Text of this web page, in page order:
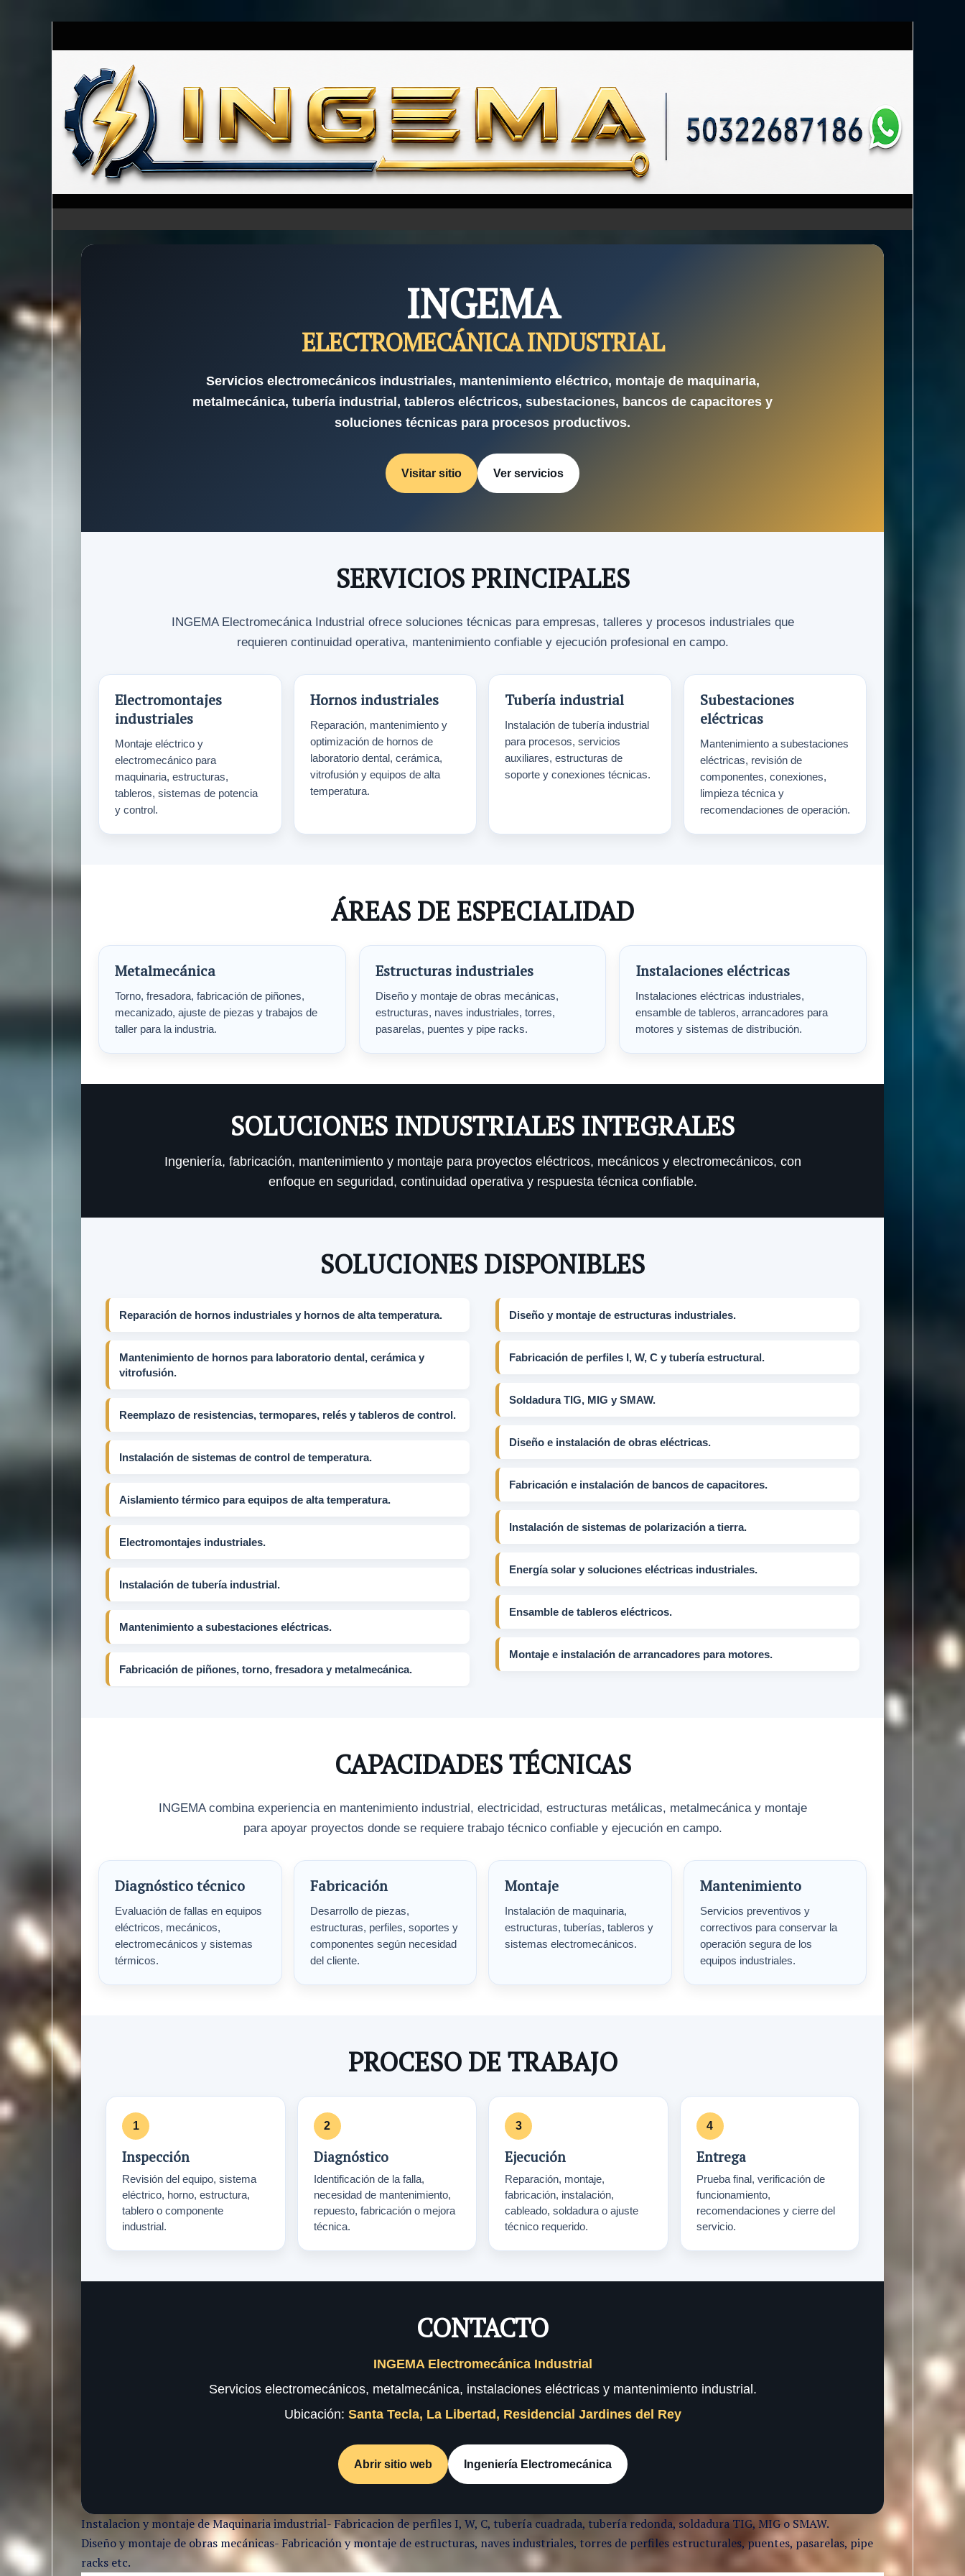
INGEMA
ELECTROMECÁNICA INDUSTRIAL
Servicios electromecánicos industriales, mantenimiento eléctrico, montaje de maquinaria,
metalmecánica, tubería industrial, tableros eléctricos, subestaciones, bancos de capacitores y
soluciones técnicas para procesos productivos.
Visitar sitio Ver servicios
SERVICIOS PRINCIPALES
INGEMA Electromecánica Industrial ofrece soluciones técnicas para empresas, talleres y procesos industriales que
requieren continuidad operativa, mantenimiento confiable y ejecución profesional en campo.
Electromontajes
industriales
Montaje eléctrico y
electromecánico para
maquinaria, estructuras,
tableros, sistemas de potencia
y control.
Hornos industriales
Reparación, mantenimiento y
optimización de hornos de
laboratorio dental, cerámica,
vitrofusión y equipos de alta
temperatura.
Tubería industrial
Instalación de tubería industrial
para procesos, servicios
auxiliares, estructuras de
soporte y conexiones técnicas.
Subestaciones
eléctricas
Mantenimiento a subestaciones
eléctricas, revisión de
componentes, conexiones,
limpieza técnica y
recomendaciones de operación.
ÁREAS DE ESPECIALIDAD
Metalmecánica
Torno, fresadora, fabricación de piñones,
mecanizado, ajuste de piezas y trabajos de
taller para la industria.
Estructuras industriales
Diseño y montaje de obras mecánicas,
estructuras, naves industriales, torres,
pasarelas, puentes y pipe racks.
Instalaciones eléctricas
Instalaciones eléctricas industriales,
ensamble de tableros, arrancadores para
motores y sistemas de distribución.
SOLUCIONES INDUSTRIALES INTEGRALES
Ingeniería, fabricación, mantenimiento y montaje para proyectos eléctricos, mecánicos y electromecánicos, con
enfoque en seguridad, continuidad operativa y respuesta técnica confiable.
SOLUCIONES DISPONIBLES
Reparación de hornos industriales y hornos de alta temperatura.
Mantenimiento de hornos para laboratorio dental, cerámica y
vitrofusión.
Reemplazo de resistencias, termopares, relés y tableros de control.
Instalación de sistemas de control de temperatura.
Aislamiento térmico para equipos de alta temperatura.
Electromontajes industriales.
Instalación de tubería industrial.
Mantenimiento a subestaciones eléctricas.
Fabricación de piñones, torno, fresadora y metalmecánica.
Diseño y montaje de estructuras industriales.
Fabricación de perfiles I, W, C y tubería estructural.
Soldadura TIG, MIG y SMAW.
Diseño e instalación de obras eléctricas.
Fabricación e instalación de bancos de capacitores.
Instalación de sistemas de polarización a tierra.
Energía solar y soluciones eléctricas industriales.
Ensamble de tableros eléctricos.
Montaje e instalación de arrancadores para motores.
CAPACIDADES TÉCNICAS
INGEMA combina experiencia en mantenimiento industrial, electricidad, estructuras metálicas, metalmecánica y montaje
para apoyar proyectos donde se requiere trabajo técnico confiable y ejecución en campo.
Diagnóstico técnico
Evaluación de fallas en equipos
eléctricos, mecánicos,
electromecánicos y sistemas
térmicos.
Fabricación
Desarrollo de piezas,
estructuras, perfiles, soportes y
componentes según necesidad
del cliente.
Montaje
Instalación de maquinaria,
estructuras, tuberías, tableros y
sistemas electromecánicos.
Mantenimiento
Servicios preventivos y
correctivos para conservar la
operación segura de los
equipos industriales.
PROCESO DE TRABAJO
Inspección
Revisión del equipo, sistema
eléctrico, horno, estructura,
tablero o componente
industrial.
Diagnóstico
Identificación de la falla,
necesidad de mantenimiento,
repuesto, fabricación o mejora
técnica.
Ejecución
Reparación, montaje,
fabricación, instalación,
cableado, soldadura o ajuste
técnico requerido.
Entrega
Prueba final, verificación de
funcionamiento,
recomendaciones y cierre del
servicio.
CONTACTO
INGEMA Electromecánica Industrial
Servicios electromecánicos, metalmecánica, instalaciones eléctricas y mantenimiento industrial.
Ubicación: Santa Tecla, La Libertad, Residencial Jardines del Rey
Abrir sitio web Ingeniería Electromecánica
Instalacion y montaje de Maquinaria imdustrial- Fabricacion de perfiles I, W, C, tubería cuadrada, tubería redonda, soldadura TIG, MIG o SMAW.
Diseño y montaje de obras mecánicas- Fabricación y montaje de estructuras, naves industriales, torres de perfiles estructurales, puentes, pasarelas, pipe
racks etc.